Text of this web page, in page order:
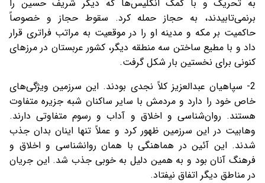
به تحریک و با کمک انگلیس‌ها که دیگر شریف حسین را
برنمی‌تابیدند، به حجاز حمله کرد. سقوط حجاز و خصوصاً
حاکمیت بر مکه و مدینه او را در موقعیت به مراتب فراتری قرار
داد و با مطیع ساختن سه منطقه دیگر، کشور عربستان در مرزهای
کنونی برای نخستین بار شکل گرفت.
2- سپاهیان عبدالعزیز کلاً نجدی بودند. این سرزمین ویژگی‌های
خاص خود را دارد و مردمش با سایر ساکنان شبه جزیره متفاوت
هستند. روان‌شناسی و اخلاق و آداب و رسوم متفاوتی دارند.
وهابیت در این سرزمین ظهور کرد و عملاً تنها اینان بدان جذب
شدند. این آئین در هماهنگی با همان روانشناسی و اخلاق و
فرهنگ آنان بود و به همین دلیل به خوبی جذب شد. این جریان
در مناطق دیگر اتفاق نیفتاد.